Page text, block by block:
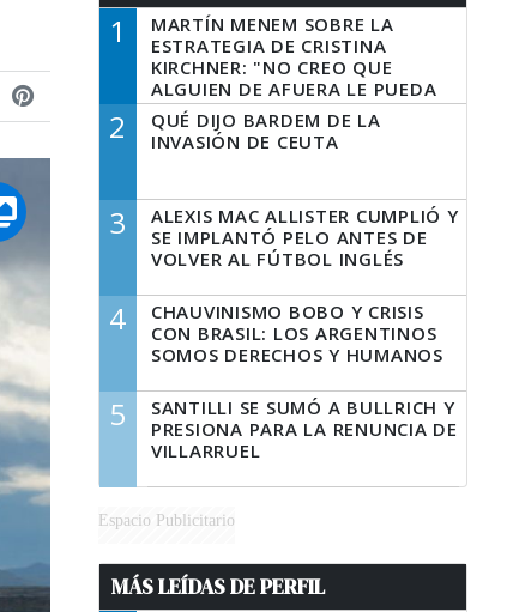
1
MARTÍN MENEM SOBRE LA
ESTRATEGIA DE CRISTINA
KIRCHNER: "NO CREO QUE
ALGUIEN DE AFUERA LE PUEDA
DECIR A LA JUSTICIA LO QUE
TIENE QUE HACER"
2
QUÉ DIJO BARDEM DE LA
INVASIÓN DE CEUTA
3
ALEXIS MAC ALLISTER CUMPLIÓ Y
SE IMPLANTÓ PELO ANTES DE
VOLVER AL FÚTBOL INGLÉS
4
CHAUVINISMO BOBO Y CRISIS
CON BRASIL: LOS ARGENTINOS
SOMOS DERECHOS Y HUMANOS
5
SANTILLI SE SUMÓ A BULLRICH Y
PRESIONA PARA LA RENUNCIA DE
VILLARRUEL
Espacio Publicitario
MÁS LEÍDAS DE PERFIL